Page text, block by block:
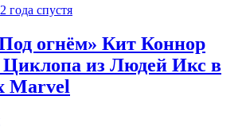
2 года спустя
огнём» Кит Коннор
Циклопа из Людей Икс в
Marvel